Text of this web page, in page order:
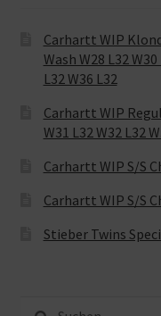
Carhartt WIP
Wash W28 L32
L32 W36 L32
Carhartt WIP
W31 L32 W32 L32
Carhartt WIP S/S
Carhartt WIP S/S
Stieber Twins
Suche